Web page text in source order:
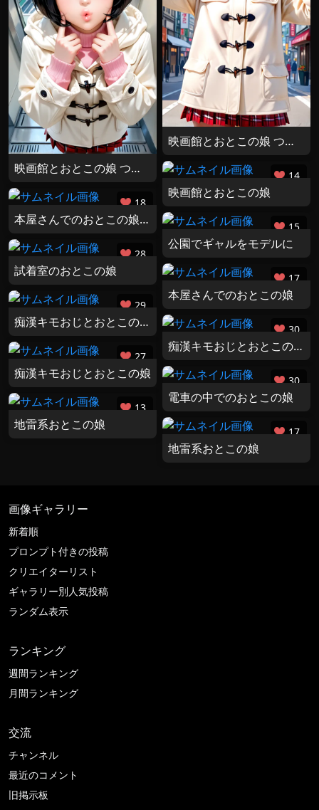
映画館とおとこの娘 つづきのつづき
映画館とおとこの娘 つづき
映画館とおとこの娘
14
本屋さんでのおとこの娘 つづき
18
公園でギャルをモデルに
15
試着室のおとこの娘
28
本屋さんでのおとこの娘
17
痴漢キモおじとおとこの娘 つづきのつづき
29
痴漢キモおじとおとこの娘 つづき
30
痴漢キモおじとおとこの娘
27
電車の中でのおとこの娘
30
地雷系おとこの娘
13
地雷系おとこの娘
17
画像ギャラリー
新着順
プロンプト付きの投稿
クリエイターリスト
ギャラリー別人気投稿
ランダム表示
ランキング
週間ランキング
月間ランキング
交流
チャンネル
最近のコメント
旧掲示板